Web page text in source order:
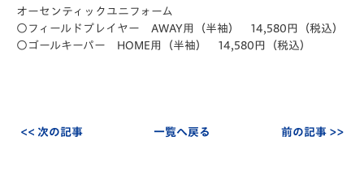
オーセンティックユニフォーム
○フィールドプレイヤー AWAY用（半袖） 14,580円（税込）
○ゴールキーパー HOME用（半袖） 14,580円（税込）
<< 次の記事 一覧へ戻る 前の記事 >>